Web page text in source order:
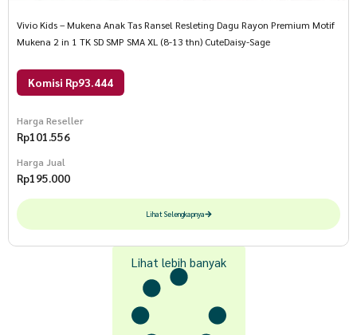
Vivio Kids – Mukena Anak Tas Ransel Resleting Dagu Rayon Premium Motif
Mukena 2 in 1 TK SD SMP SMA XL (8-13 thn) CuteDaisy-Sage
Komisi Rp93.444
Harga Reseller
Rp101.556
Harga Jual
Rp195.000
Lihat Selengkapnya
Lihat lebih banyak